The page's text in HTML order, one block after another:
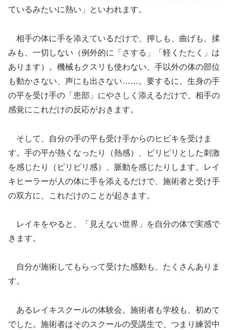
ているみたいに熱い」といわれます。
相手の体に手を添えているだけで、押しも、曲げも、揉
みも、一切しない（例外的に「さする」「軽くたたく」は
あります）。機械もクスリも使わない、手以外の体の部位
も動かさない、声にも出さない……。要するに、生身の手
の平を受け手の「患部」にやさしく添えるだけで、相手の
感覚にこれだけの反応がおきます。
そして、自分の手の平も受け手からのヒビキを受けま
す。手の平が熱くなったり（熱感）、ピリピリとした刺激
を感じたり（ピリピリ感）、脈動を感じたりします。レイ
キヒーラーが人の体に手を添えるだけで、施術者と受け手
の双方に、これだけのことが起きます。
レイキをやると、「見えない世界」を自分の体で実感で
きます。
自分が施術してもらって受けた感動も、たくさんありま
す。
あるレイキスクールの体験会。施術者も学校も、初めて
でした。施術者はそのスクールの受講生で、つまり練習中